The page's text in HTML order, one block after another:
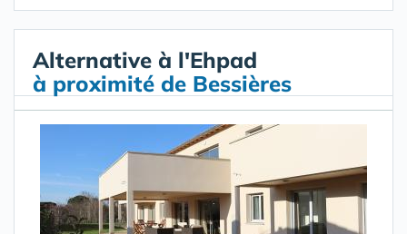
Alternative à l'Ehpad
à proximité de Bessières